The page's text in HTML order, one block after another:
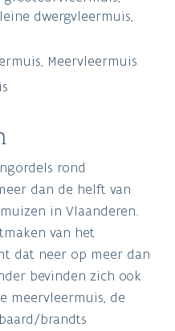
dwergvleermuis,
Meervleermuis
rond
dan de helft van
in Vlaanderen.
van het
dat neer op meer dan
bevinden zich ook
meervleermuis, de
brandts